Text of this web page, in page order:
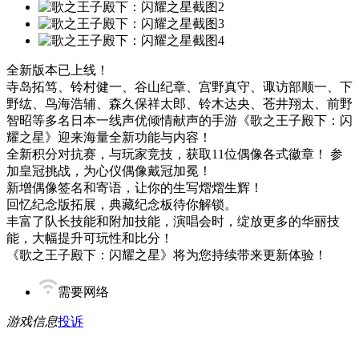
全新版本已上线！
寺岛拓笃、铃村健一、谷山纪章、宫野真守、诹访部顺一、下
野纮、鸟海浩辅、森久保祥太郎、铃木达央、苍井翔太、前野
智昭等多名日本一线声优倾情献声的手游《歌之王子殿下：闪
耀之星》迎来海量全新功能与内容！
全新积分对抗赛，与玩家竞技，获取11位偶像各式徽章！ 参
加皇冠挑战，为心仪偶像戴冠加冕！
新增偶像签名和寄语，让你的生写熠熠生辉！
回忆纪念版拓展，典藏纪念板待你解锁。
丰富了队长技能和附加技能，演唱会时，绽放更多的华丽技
能，大幅提升可玩性和比分！
《歌之王子殿下：闪耀之星》将为您持续带来更新体验！
需要网络
游戏信息投诉